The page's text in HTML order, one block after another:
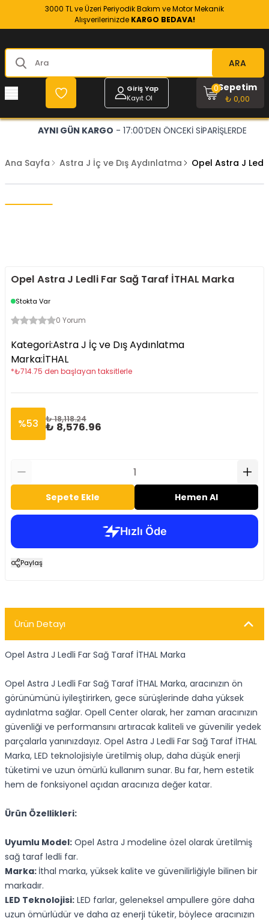
3000 TL ve Üzeri Periyodik Bakım ve Motor Mekanik
Alışverilerinizde KARGO BEDAVA!
ARA
Giriş Yap
Kayıt Ol
Sepetim
₺ 0,00
0
AYNI GÜN KARGO - 17:00’DEN ÖNCEKİ SİPARİŞLERDE
Ana Sayfa Astra J İç ve Dış Aydınlatma Opel Astra J
Opel Astra J Ledli Far Sağ Taraf İTHAL Marka
Stokta Var
0 Yorum
Kategori:Astra J İç ve Dış Aydınlatma
Marka:İTHAL
*₺714.75 den başlayan taksitlerle
%53 ₺ 18,118.24
₺ 8,576.96
Sepete Ekle Hemen Al
Paylaş
Ürün Detayı
Opel Astra J Ledli Far Sağ Taraf İTHAL Marka
Opel Astra J Ledli Far Sağ Taraf İTHAL Marka, aracınızın ön
görünümünü iyileştirirken, gece sürüşlerinde daha yüksek
aydınlatma sağlar. Opell Center olarak, her zaman aracınızın
güvenliği ve performansını artıracak kaliteli ve güvenilir yedek
parçalarla yanınızdayız. Opel Astra J Ledli Far Sağ Taraf İTHAL
Marka, LED teknolojisiyle üretilmiş olup, daha düşük enerji
tüketimi ve uzun ömürlü kullanım sunar. Bu far, hem estetik
hem de fonksiyonel açıdan aracınıza değer katar.
Ürün Özellikleri:
Uyumlu Model: Opel Astra J modeline özel olarak üretilmiş
sağ taraf ledli far.
Marka: İthal marka, yüksek kalite ve güvenilirliğiyle bilinen bir
markadır.
LED Teknolojisi: LED farlar, geleneksel ampullere göre daha
uzun ömürlüdür ve daha az enerji tüketir, böylece aracınızın